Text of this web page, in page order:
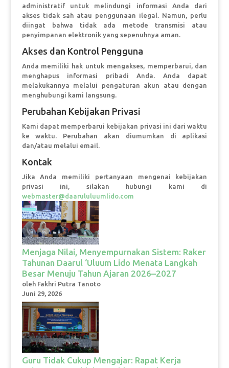
administratif untuk melindungi informasi Anda dari
akses tidak sah atau penggunaan ilegal. Namun, perlu
diingat bahwa tidak ada metode transmisi atau
penyimpanan elektronik yang sepenuhnya aman.
Akses dan Kontrol Pengguna
Anda memiliki hak untuk mengakses, memperbarui, dan
menghapus informasi pribadi Anda. Anda dapat
melakukannya melalui pengaturan akun atau dengan
menghubungi kami langsung.
Perubahan Kebijakan Privasi
Kami dapat memperbarui kebijakan privasi ini dari waktu
ke waktu. Perubahan akan diumumkan di aplikasi
dan/atau melalui email.
Kontak
Jika Anda memiliki pertanyaan mengenai kebijakan
privasi ini, silakan hubungi kami di
webmaster@daarululuumlido.com
Menjaga Nilai, Menyempurnakan Sistem: Raker
Tahunan Daarul ‘Uluum Lido Menata Langkah
Besar Menuju Tahun Ajaran 2026–2027
oleh Fakhri Putra Tanoto
Juni 29, 2026
Guru Tidak Cukup Mengajar: Rapat Kerja